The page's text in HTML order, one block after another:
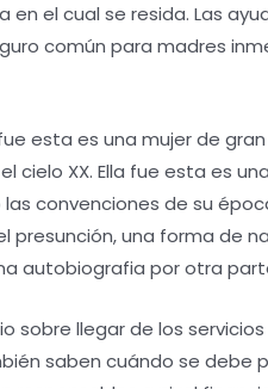
el cual se resida. Las
común para madres
esta es una mujer de
cielo XX. Ella fue esta es
convenciones de su
presunción, una forma de
autobiografia por otra
sobre llegar de los
saben cuándo se debe